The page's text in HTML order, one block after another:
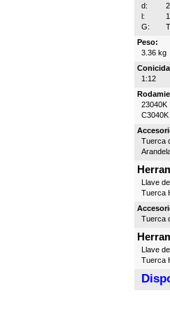
d:
l:
G:
Peso:
3.36 kg
1:12
23040K
C3040K
Tuerca
Llave
Tuerca
Tuerca
Llave
Tuerca